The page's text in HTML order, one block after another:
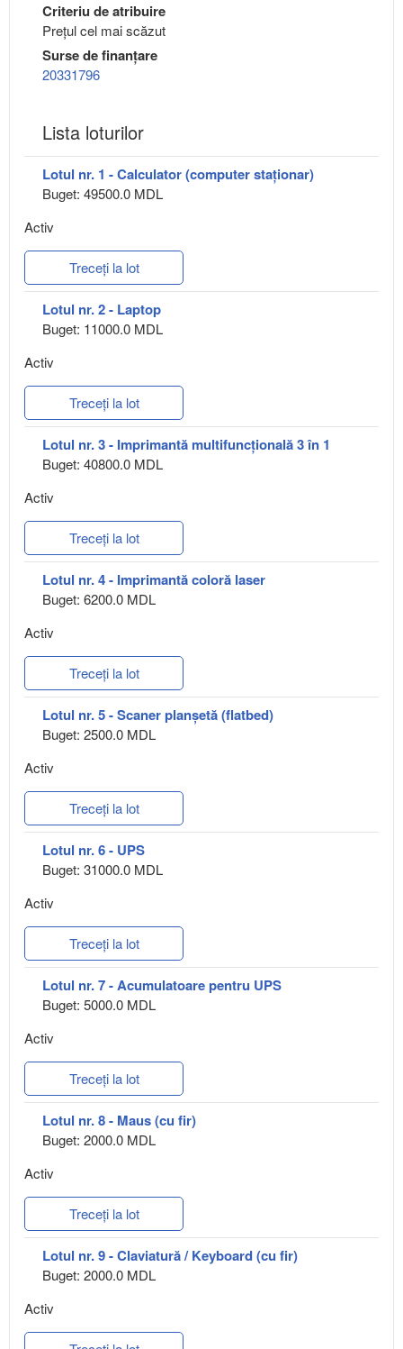
Criteriu de atribuire
Preţul cel mai scăzut
Surse de finanțare
20331796
Lista loturilor
Lotul nr. 1 - Calculator (computer staționar)
Buget: 49500.0 MDL
Activ
Treceți la lot
Lotul nr. 2 - Laptop
Buget: 11000.0 MDL
Activ
Treceți la lot
Lotul nr. 3 - Imprimantă multifuncțională 3 în 1
Buget: 40800.0 MDL
Activ
Treceți la lot
Lotul nr. 4 - Imprimantă coloră laser
Buget: 6200.0 MDL
Activ
Treceți la lot
Lotul nr. 5 - Scaner planșetă (flatbed)
Buget: 2500.0 MDL
Activ
Treceți la lot
Lotul nr. 6 - UPS
Buget: 31000.0 MDL
Activ
Treceți la lot
Lotul nr. 7 - Acumulatoare pentru UPS
Buget: 5000.0 MDL
Activ
Treceți la lot
Lotul nr. 8 - Maus (cu fir)
Buget: 2000.0 MDL
Activ
Treceți la lot
Lotul nr. 9 - Claviatură / Keyboard (cu fir)
Buget: 2000.0 MDL
Activ